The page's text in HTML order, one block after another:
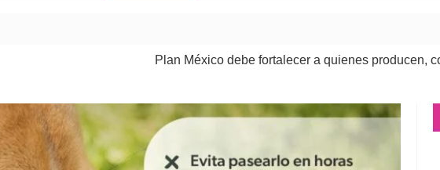
Plan México debe fortalecer a quienes producen, comercian y